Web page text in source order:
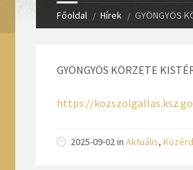
Főoldal Hírek GYÖNGYÖS
GYÖNGYÖS KÖRZETE
https://
2025-09-02 in Aktuális,